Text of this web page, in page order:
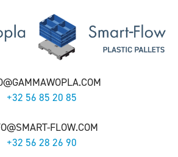
+32 56 85 20 85
FLOW.COM
+32 56 28 26 90